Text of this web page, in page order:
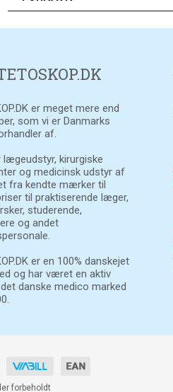
er meget mere end
som vi er Danmarks
af.
kirurgiske
og medicinsk udstyr af
fra kendte mærker til
til praktiserende læger,
studerende,
og andet
er en 100% danskejet
og har været en aktiv
danske medico marked
forbeholdt